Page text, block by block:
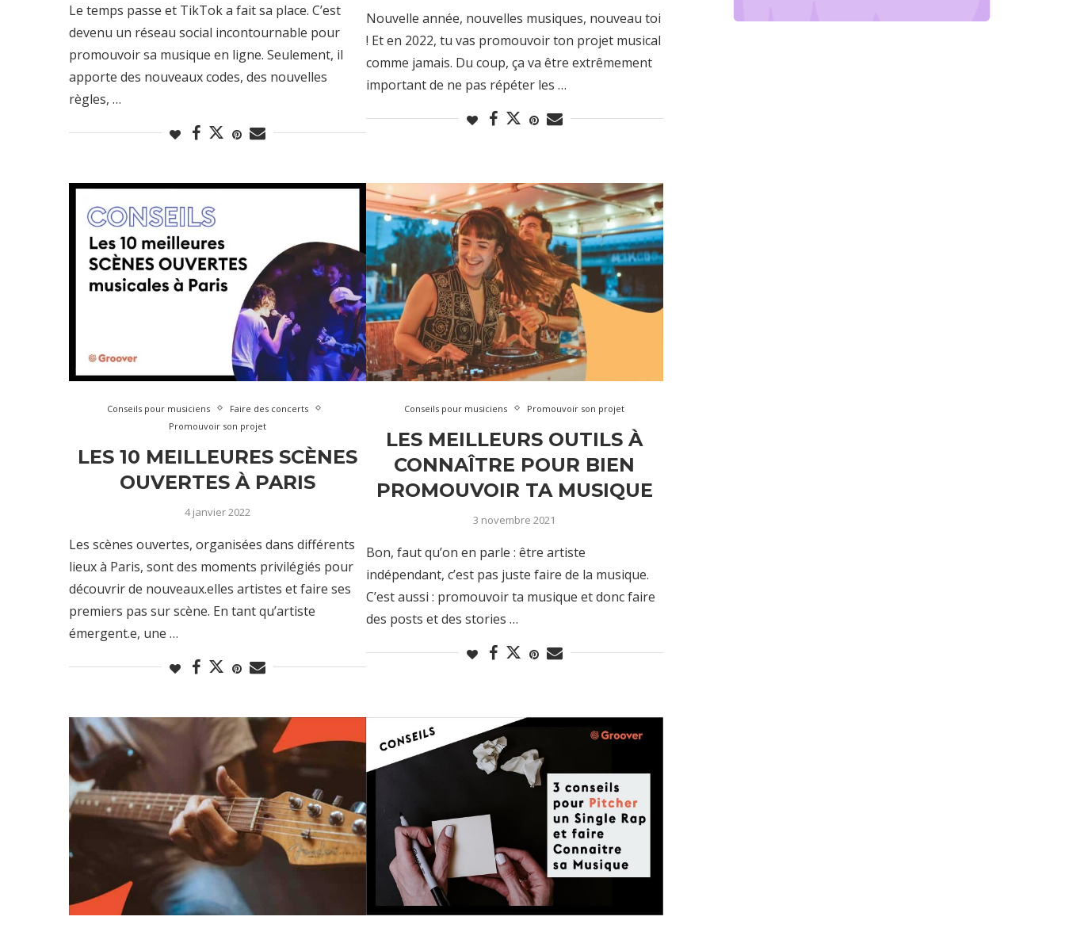
Le temps passe et TikTok a fait sa place. C’est
devenu un réseau social incontournable pour
promouvoir sa musique en ligne. Seulement, il
apporte des nouveaux codes, des nouvelles
règles, …
Nouvelle année, nouvelles musiques, nouveau toi
! Et en 2022, tu vas promouvoir ton projet musical
comme jamais. Du coup, ça va être extrêmement
important de ne pas répéter les …
Conseils pour musiciens
Faire des concerts
Promouvoir son projet
LES 10 MEILLEURES SCÈNES
OUVERTES À PARIS
4 janvier 2022
Les scènes ouvertes, organisées dans différents
lieux à Paris, sont des moments privilégiés pour
découvrir de nouveaux.elles artistes et faire ses
premiers pas sur scène. En tant qu’artiste
émergent.e, une …
Conseils pour musiciens Promouvoir son projet
LES MEILLEURS OUTILS À
CONNAÎTRE POUR BIEN
PROMOUVOIR TA MUSIQUE
3 novembre 2021
Bon, faut qu’on en parle : être artiste
indépendant, c’est pas juste faire de la musique.
C’est aussi : promouvoir ta musique et donc faire
des posts et des stories …